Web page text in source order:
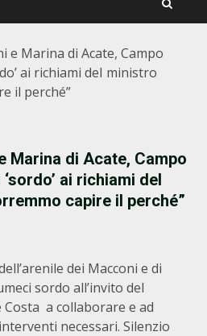
e Marina di Acate, Campo
ai richiami deI ministro
il perché”
Marina di Acate, Campo
ai richiami deI
capire il perché”
dei Macconi e di
sordo all’invito del
Costa a collaborare e ad
necessari. Silenzio